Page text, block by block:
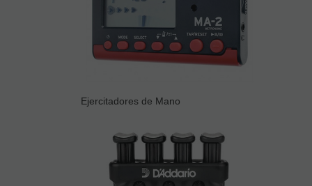
Ejercitadores de Mano